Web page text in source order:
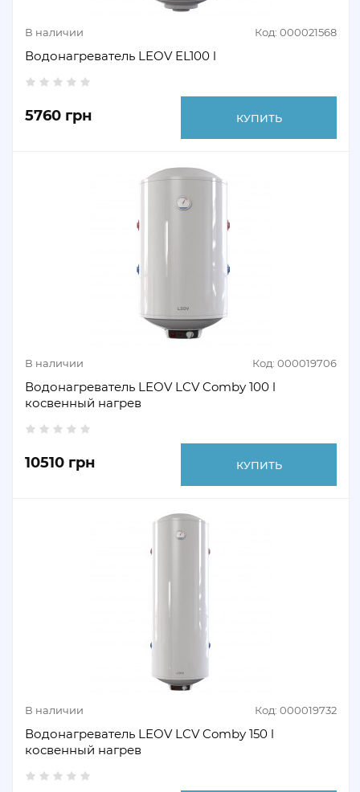
В наличии Код: 000021568
Водонагреватель LEOV EL100 l
5760 грн КУПИТЬ
В наличии Код: 000019706
Водонагреватель LEOV LCV Comby 100 l
косвенный нагрев
10510 грн КУПИТЬ
В наличии Код: 000019732
Водонагреватель LEOV LCV Comby 150 l
косвенный нагрев